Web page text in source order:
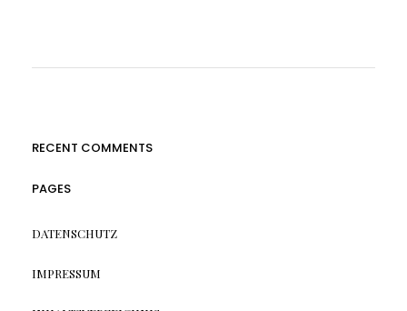
RECENT COMMENTS
PAGES
DATENSCHUTZ
IMPRESSUM